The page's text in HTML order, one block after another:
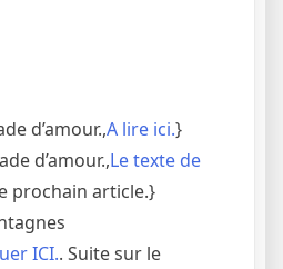
d’amour.,A lire ici.}
d’amour.,Le texte de
prochain article.}
ICI.. Suite sur le